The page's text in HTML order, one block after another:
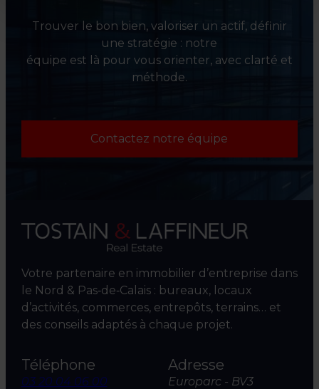
Trouver le bon bien, valoriser un actif, définir
une stratégie : notre
équipe est là pour vous orienter, avec clarté et
méthode.
Contactez notre équipe
Votre partenaire en immobilier d’entreprise dans
le Nord & Pas‑de‑Calais : bureaux, locaux
d’activités, commerces, entrepôts, terrains… et
des conseils adaptés à chaque projet.
Téléphone
03 20 04 06 00
Adresse
Europarc - BV3